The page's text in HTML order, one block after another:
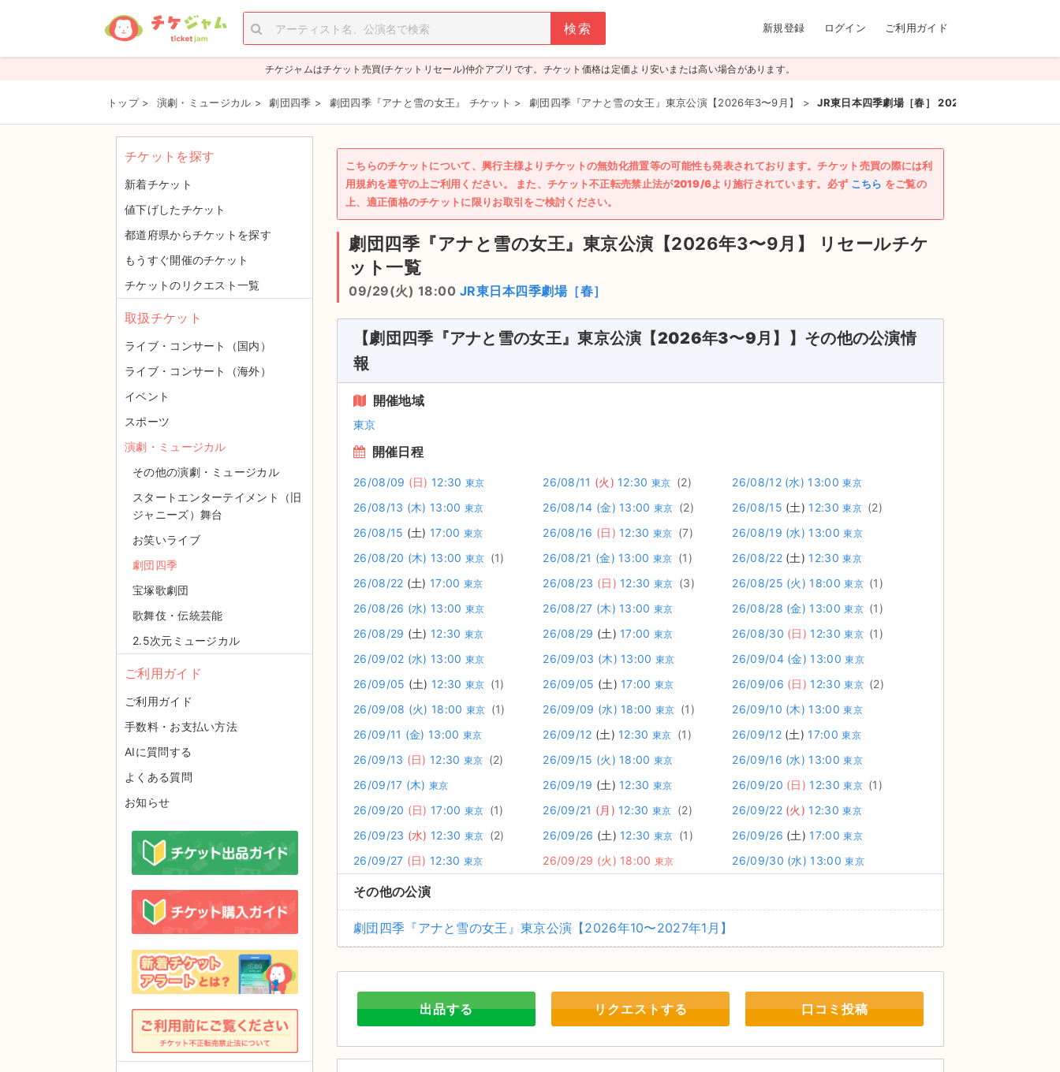
新規登録 ログイン ご利用ガイド
チケジャムはチケット売買(チケットリセール)仲介アプリです。チケット価格は定価より安いまたは高い場合があります。
トップ > 演劇・ミュージカル > 劇団四季 > 劇団四季『アナと雪の女王』 チケット > 劇団四季『アナと雪の女王』東京公演【2026年3〜9月】 > JR東日本四季劇場［春］ 2026/09/29(火)
こちらのチケットについて、興行主様よりチケットの無効化措置等の可能性も発表されております。チケット売買の際には利
用規約を遵守の上ご利用ください。 また、チケット不正転売禁止法が2019/6より施行されています。必ず こちら をご覧の
上、適正価格のチケットに限りお取引をご検討ください。
劇団四季『アナと雪の女王』東京公演【2026年3〜9月】
リセールチケ
ット一覧
09/29(火) 18:00 JR東日本四季劇場［春］
【劇団四季『アナと雪の女王』東京公演【2026年3〜9月】】その他の公演情
報
開催地域
東京
開催日程
26/08/09 (日) 12:30 東京 26/08/11 (火) 12:30 東京 (2) 26/08/12 (水) 13:00 東京
26/08/13 (木) 13:00 東京 26/08/14 (金) 13:00 東京 (2) 26/08/15 (土) 12:30 東京 (2)
26/08/15 (土) 17:00 東京 26/08/16 (日) 12:30 東京 (7) 26/08/19 (水) 13:00 東京
26/08/20 (木) 13:00 東京 (1) 26/08/21 (金) 13:00 東京 (1) 26/08/22 (土) 12:30 東京
26/08/22 (土) 17:00 東京 26/08/23 (日) 12:30 東京 (3) 26/08/25 (火) 18:00 東京 (1)
26/08/26 (水) 13:00 東京 26/08/27 (木) 13:00 東京 26/08/28 (金) 13:00 東京 (1)
26/08/29 (土) 12:30 東京 26/08/29 (土) 17:00 東京 26/08/30 (日) 12:30 東京 (1)
26/09/02 (水) 13:00 東京 26/09/03 (木) 13:00 東京 26/09/04 (金) 13:00 東京
26/09/05 (土) 12:30 東京 (1) 26/09/05 (土) 17:00 東京 26/09/06 (日) 12:30 東京 (2)
26/09/08 (火) 18:00 東京 (1) 26/09/09 (水) 18:00 東京 (1) 26/09/10 (木) 13:00 東京
26/09/11 (金) 13:00 東京 26/09/12 (土) 12:30 東京 (1) 26/09/12 (土) 17:00 東京
26/09/13 (日) 12:30 東京 (2) 26/09/15 (火) 18:00 東京 26/09/16 (水) 13:00 東京
26/09/17 (木) 東京 26/09/19 (土) 12:30 東京 26/09/20 (日) 12:30 東京 (1)
26/09/20 (日) 17:00 東京 (1) 26/09/21 (月) 12:30 東京 (2) 26/09/22 (火) 12:30 東京
26/09/23 (水) 12:30 東京 (2) 26/09/26 (土) 12:30 東京 (1) 26/09/26 (土) 17:00 東京
26/09/27 (日) 12:30 東京 26/09/29 (火) 18:00 東京 26/09/30 (水) 13:00 東京
その他の公演
劇団四季『アナと雪の女王』東京公演【2026年10〜2027年1月】
出品する リクエストする 口コミ投稿
チケットを探す
新着チケット
値下げしたチケット
都道府県からチケットを探す
もうすぐ開催のチケット
チケットのリクエスト一覧
取扱チケット
ライブ・コンサート（国内）
ライブ・コンサート（海外）
イベント
スポーツ
演劇・ミュージカル
その他の演劇・ミュージカル
スタートエンターテイメント（旧
ジャニーズ）舞台
お笑いライブ
劇団四季
宝塚歌劇団
歌舞伎・伝統芸能
2.5次元ミュージカル
ご利用ガイド
ご利用ガイド
手数料・お支払い方法
AIに質問する
よくある質問
お知らせ